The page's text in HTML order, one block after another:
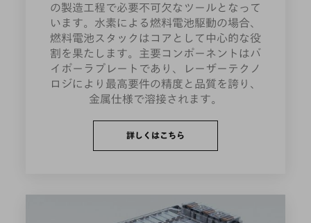
の製造工程で必要不可欠なツールとなって
います。水素による燃料電池駆動の場合、
燃料電池スタックはコアとして中心的な役
割を果たします。主要コンポーネントはバ
イポーラプレートであり、レーザーテクノ
ロジにより最高要件の精度と品質を誇り、
金属仕様で溶接されます。
詳しくはこちら